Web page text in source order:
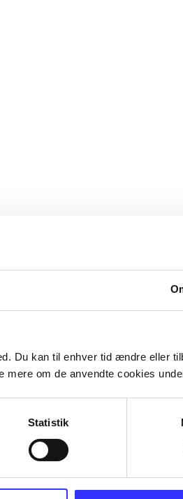
Du kan til enhver tid ændre eller
om de anvendte cookies
Statistik